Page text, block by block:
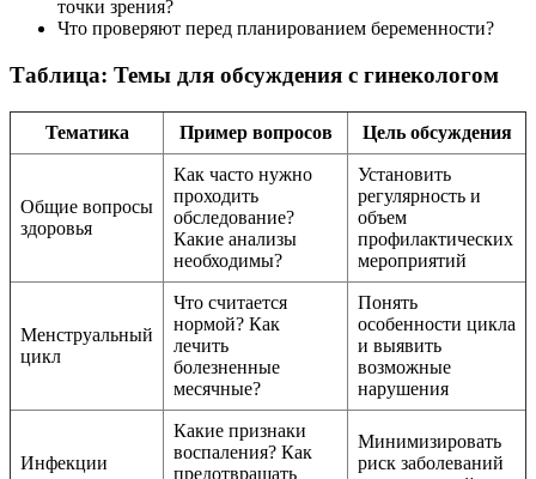
точки зрения?
Что проверяют перед планированием беременности?
Таблица: Темы для обсуждения с гинекологом
Тематика Пример вопросов Цель обсуждения
Общие вопросы
здоровья
Как часто нужно
проходить
обследование?
Какие анализы
необходимы?
Установить
регулярность и
объем
профилактических
мероприятий
Менструальный
цикл
Что считается
нормой? Как
лечить
болезненные
месячные?
Понять
особенности цикла
и выявить
возможные
нарушения
Инфекции
Какие признаки
воспаления? Как
предотвращать
Минимизировать
риск заболеваний